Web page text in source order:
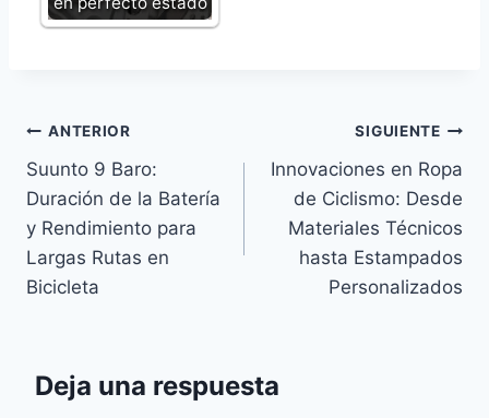
Navegación
de
entradas
ANTERIOR
Suunto 9 Baro:
Duración de la Batería
y Rendimiento para
Largas Rutas en
Bicicleta
SIGUIENTE
Innovaciones en Ropa
de Ciclismo: Desde
Materiales Técnicos
hasta Estampados
Personalizados
Deja una respuesta